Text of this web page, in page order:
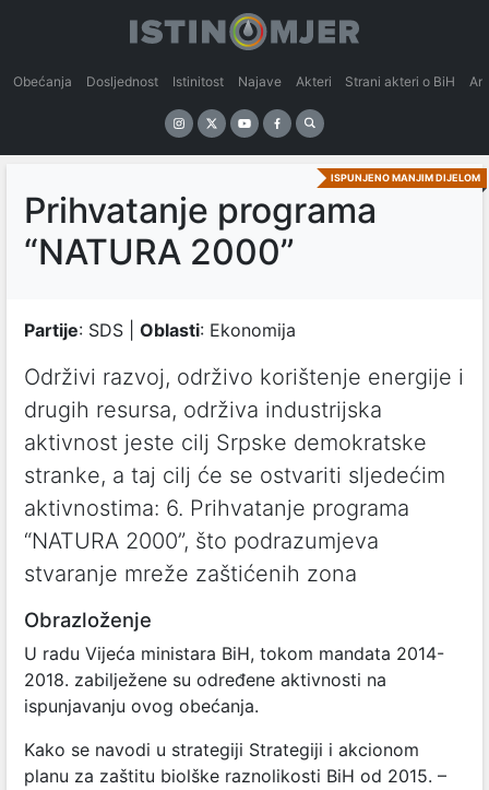
Obećanja Dosljednost Istinitost Najave Akteri Strani akteri o BiH
ISPUNJENO MANJIM DIJELOM
Prihvatanje programa
“NATURA 2000”
Partije: SDS | Oblasti: Ekonomija
Održivi razvoj, održivo korištenje energije i
drugih resursa, održiva industrijska
aktivnost jeste cilj Srpske demokratske
stranke, a taj cilj će se ostvariti sljedećim
aktivnostima: 6. Prihvatanje programa
“NATURA 2000”, što podrazumjeva
stvaranje mreže zaštićenih zona
Obrazloženje
U radu Vijeća ministara BiH, tokom mandata 2014-
2018. zabilježene su određene aktivnosti na
ispunjavanju ovog obećanja.
Kako se navodi u strategiji Strategiji i akcionom
planu za zaštitu biolške raznolikosti BiH od 2015. –